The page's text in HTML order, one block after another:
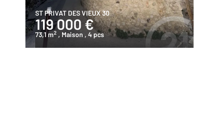
ST PRIVAT DES VIEUX 30
119 000 €
73,1 m2 , Maison , 4 pcs